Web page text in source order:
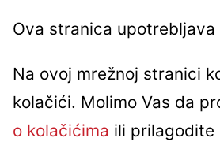
Često
Ova stranica upotrebljava
Na ovoj mrežnoj stranici
kolačići. Molimo Vas da
o kolačićima ili prilagodite